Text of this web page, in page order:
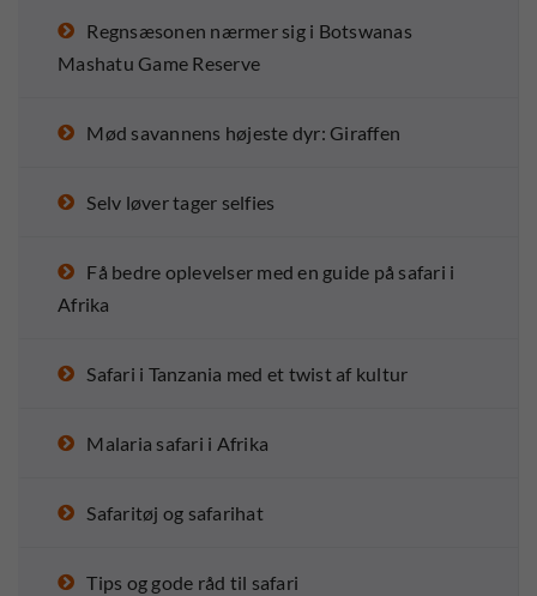
Regnsæsonen nærmer sig i Botswanas
Mashatu Game Reserve
Mød savannens højeste dyr: Giraffen
Selv løver tager selfies
Få bedre oplevelser med en guide på safari i
Afrika
Safari i Tanzania med et twist af kultur
Malaria safari i Afrika
Safaritøj og safarihat
Tips og gode råd til safari